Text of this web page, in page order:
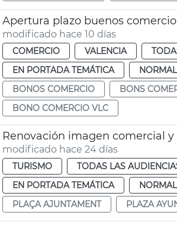
Apertura plazo buenos comercio
modificado hace 10 días
COMERCIO VALENCIA
EN PORTADA TEMÁTICA
NORMAL
BONOS COMERCIO
BONS
BONO COMERCIO VLC
Renovación imagen comercial
modificado hace 24 días
TURISMO TODAS LAS
EN PORTADA TEMÁTICA
NORMAL
PLAÇA AJUNTAMENT
PLAZA